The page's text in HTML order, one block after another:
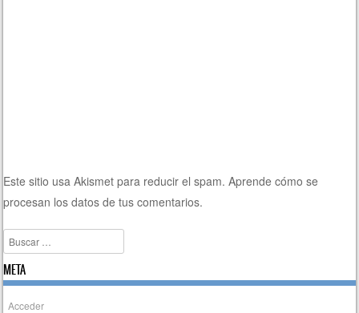
Este sitio usa Akismet para reducir el spam.Aprende cómo se
procesan los datos de tus comentarios.
Buscar
META
Acceder